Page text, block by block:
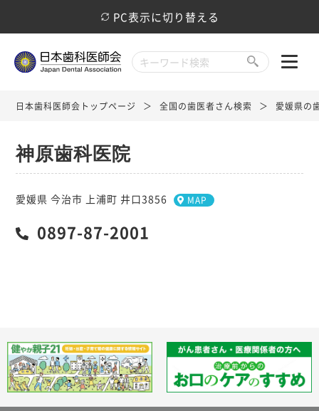
PC表示に切り替える
日本歯科医師会トップページ 全国の歯医者さん検索 愛媛県の
神原歯科医院
愛媛県 今治市 上浦町 井口3856 MAP
0897-87-2001